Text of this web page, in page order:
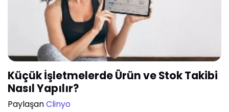
Küçük İşletmelerde Ürün ve Stok Takibi
Nasıl Yapılır?
PaylaşanClinyo